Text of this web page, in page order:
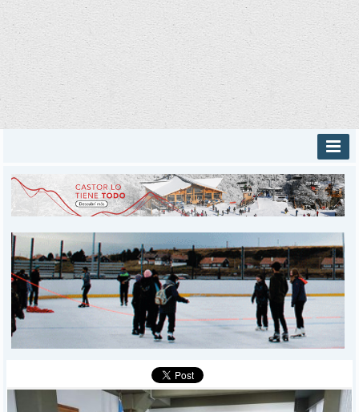
INICIO
PROVINCIALES
DEPORTES
POLICIALES
I-DIARIO
MÁS
BÚSQUEDA